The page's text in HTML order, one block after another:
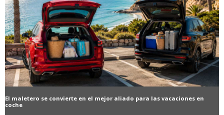
El maletero se convierte en el mejor aliado para las vacaciones en
coche